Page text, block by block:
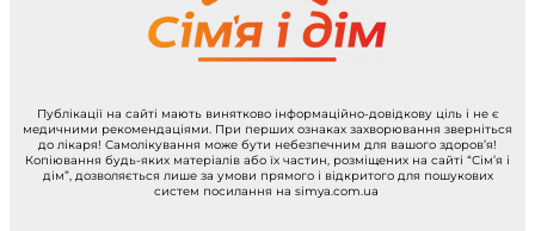
Публікації на сайті мають винятково інформаційно-довідкову ціль і не є
медичними рекомендаціями. При перших ознаках захворювання зверніться
до лікаря! Самолікування може бути небезпечним для вашого здоров’я!
Копіювання будь-яких матеріалів або їх частин, розміщених на сайті “Сім’я і
дім”, дозволяється лише за умови прямого і відкритого для пошукових
систем посилання на simya.com.ua